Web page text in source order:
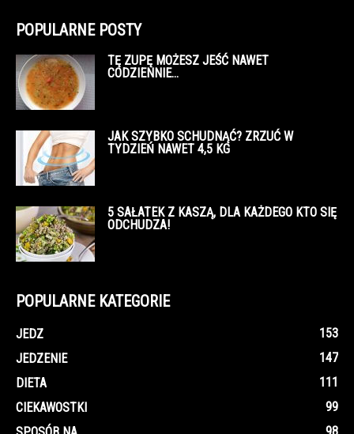
POPULARNE POSTY
TĘ ZUPĘ MOŻESZ JEŚĆ NAWET
CODZIENNIE…
JAK SZYBKO SCHUDNĄĆ? ZRZUĆ W
TYDZIEŃ NAWET 4,5 KG
5 SAŁATEK Z KASZĄ, DLA KAŻDEGO KTO SIĘ
ODCHUDZA!
POPULARNE KATEGORIE
JEDZ
153
JEDZENIE
147
DIETA
111
CIEKAWOSTKI
99